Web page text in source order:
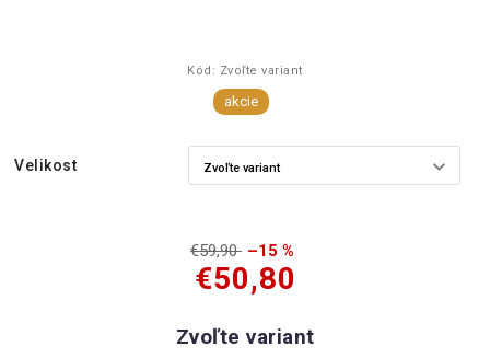
Kód: Zvoľte variant
akcie
Velikost
€59,90 –15 %
€50,80
Zvoľte variant